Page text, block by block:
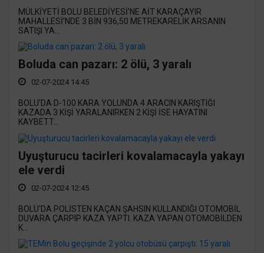
MÜLKİYETİ BOLU BELEDİYESİ’NE AİT KARAÇAYIR
MAHALLESİ’NDE 3 BİN 936,50 METREKARELİK ARSANIN
SATIŞI YA...
Boluda can pazarı: 2 ölü, 3 yaralı
02-07-2024 14:45
BOLU'DA D-100 KARA YOLUNDA 4 ARACIN KARIŞTIĞI
KAZADA 3 KİŞİ YARALANIRKEN 2 KİŞİ İSE HAYATINI
KAYBETT...
Uyuşturucu tacirleri kovalamacayla yakayı
ele verdi
02-07-2024 12:45
BOLU'DA POLİSTEN KAÇAN ŞAHSIN KULLANDIĞI OTOMOBİL
DUVARA ÇARPIP KAZA YAPTI. KAZA YAPAN OTOMOBİLDEN
K...